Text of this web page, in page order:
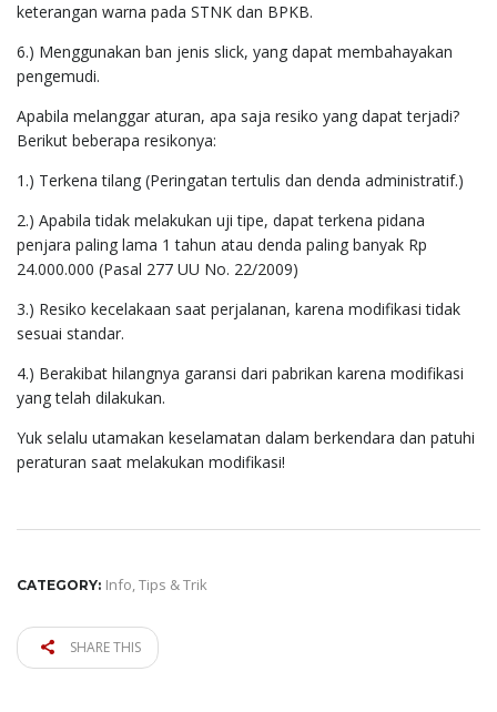
keterangan warna pada STNK dan BPKB.
6.) Menggunakan ban jenis slick, yang dapat membahayakan
pengemudi.
Apabila melanggar aturan, apa saja resiko yang dapat terjadi?
Berikut beberapa resikonya:
1.) Terkena tilang (Peringatan tertulis dan denda administratif.)
2.) Apabila tidak melakukan uji tipe, dapat terkena pidana
penjara paling lama 1 tahun atau denda paling banyak Rp
24.000.000 (Pasal 277 UU No. 22/2009)
3.) Resiko kecelakaan saat perjalanan, karena modifikasi tidak
sesuai standar.
4.) Berakibat hilangnya garansi dari pabrikan karena modifikasi
yang telah dilakukan.
Yuk selalu utamakan keselamatan dalam berkendara dan patuhi
peraturan saat melakukan modifikasi!
CATEGORY: Info,Tips & Trik
SHARE THIS